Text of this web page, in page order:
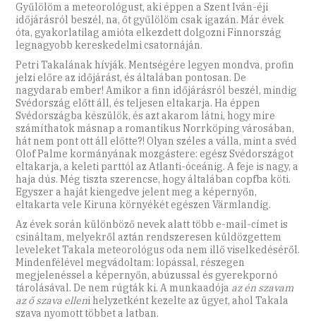
Gyűlölöm a meteorológust, aki éppen a Szent Iván-éji
időjárásról beszél, na, őt gyűlölöm csak igazán. Már évek
óta, gyakorlatilag amióta elkezdett dolgozni Finnország
legnagyobb kereskedelmi csatornáján.
Petri Takalának hívják. Mentségére legyen mondva, profin
jelzi előre az időjárást, és általában pontosan. De
nagydarab ember! Amikor a finn időjárásról beszél, mindig
Svédország előtt áll, és teljesen eltakarja. Ha éppen
Svédországba készülök, és azt akarom látni, hogy mire
számíthatok másnap a romantikus Norrköping városában,
hát nem pont ott áll előtte?! Olyan széles a válla, mint a svéd
Olof Palme kormányának mozgástere: egész Svédországot
eltakarja, a keleti parttól az Atlanti-óceánig. A feje is nagy, a
haja dús. Még tiszta szerencse, hogy általában copfba köti.
Egyszer a haját kiengedve jelent meg a képernyőn,
eltakarta vele Kiruna környékét egészen Värmlandig.
Az évek során különböző nevek alatt több e-mail-címet is
csináltam, melyekről aztán rendszeresen küldözgettem
leveleket Takala meteorológus oda nem illő viselkedéséről.
Mindenfélével megvádoltam: lopással, részegen
megjelenéssel a képernyőn, abúzussal és gyerekpornó
tárolásával. De nem rúgták ki. A munkaadója az én szavam
az ő szava elleni helyzetként kezelte az ügyet, ahol Takala
szava nyomott többet a latban.